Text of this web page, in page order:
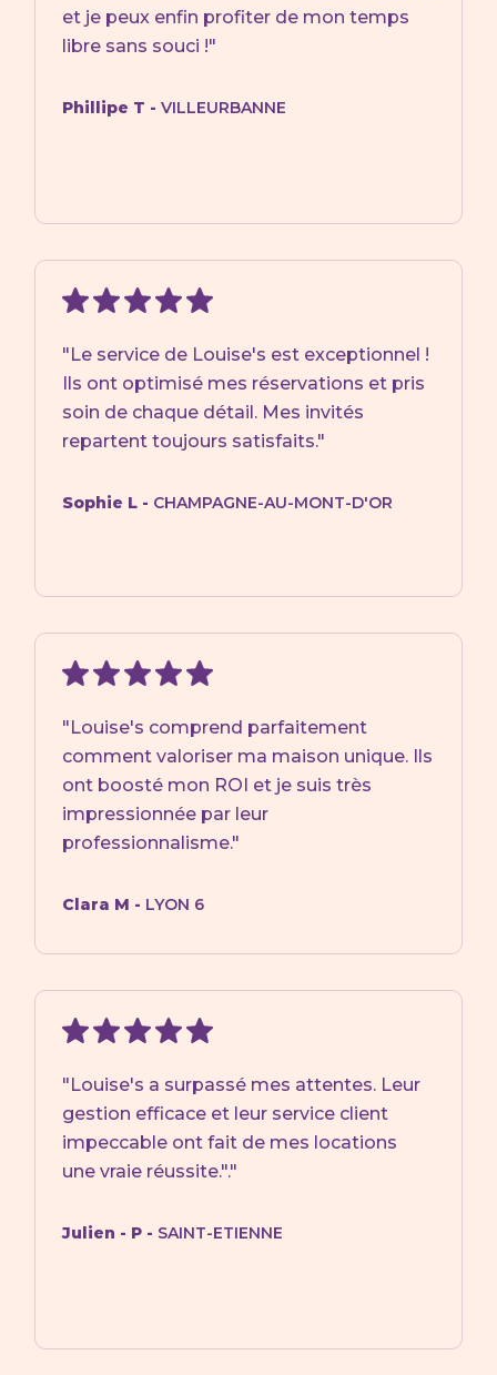
et je peux enfin profiter de mon temps
libre sans souci !"
Phillipe T -VILLEURBANNE
"Le service de Louise's est exceptionnel !
Ils ont optimisé mes réservations et pris
soin de chaque détail. Mes invités
repartent toujours satisfaits."
Sophie L - CHAMPAGNE-AU-MONT-D'OR
"Louise's comprend parfaitement
comment valoriser ma maison unique. Ils
ont boosté mon ROI et je suis très
impressionnée par leur
professionnalisme."
Clara M - LYON 6
"Louise's a surpassé mes attentes. Leur
gestion efficace et leur service client
impeccable ont fait de mes locations
une vraie réussite."."
Julien - P - SAINT-ETIENNE